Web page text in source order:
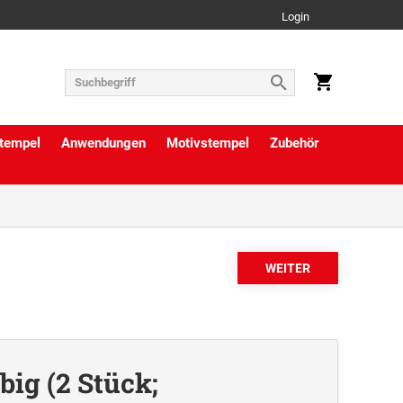
Login
Anwendungen Motivstempel Zubehör
(2 Stück;